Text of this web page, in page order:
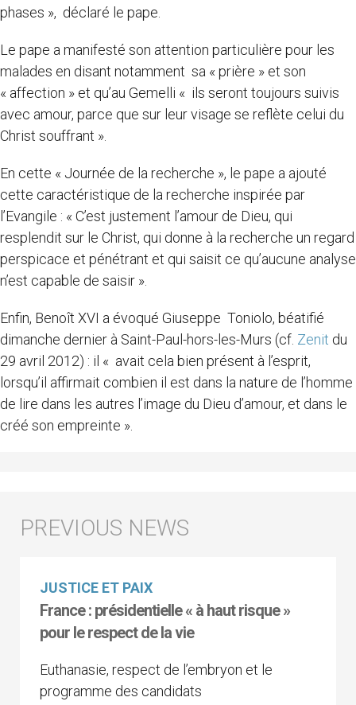
phases », déclaré le pape.
Le pape a manifesté son attention particulière pour les
malades en disant notamment sa « prière » et son
« affection » et qu’au Gemelli « ils seront toujours suivis
avec amour, parce que sur leur visage se reflète celui du
Christ souffrant ».
En cette « Journée de la recherche », le pape a ajouté
cette caractéristique de la recherche inspirée par
l’Evangile : « C’est justement l’amour de Dieu, qui
resplendit sur le Christ, qui donne à la recherche un regard
perspicace et pénétrant et qui saisit ce qu’aucune analyse
n’est capable de saisir ».
Enfin, Benoît XVI a évoqué Giuseppe Toniolo, béatifié
dimanche dernier à Saint-Paul-hors-les-Murs (cf. Zenit du
29 avril 2012) : il « avait cela bien présent à l’esprit,
lorsqu’il affirmait combien il est dans la nature de l’homme
de lire dans les autres l’image du Dieu d’amour, et dans le
créé son empreinte ».
JUSTICE ET PAIX
France : présidentielle « à haut risque »
pour le respect de la vie
Euthanasie, respect de l’embryon et le
programme des candidats